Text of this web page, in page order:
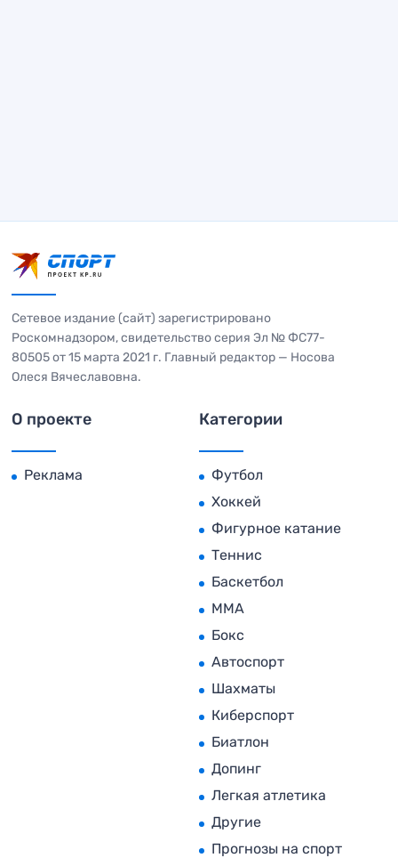
Сетевое издание (сайт) зарегистрировано
Роскомнадзором, свидетельство серия Эл № ФС77-
80505 от 15 марта 2021 г. Главный редактор — Носова
Олеся Вячеславовна.
О проекте
Реклама
Категории
Футбол
Хоккей
Фигурное катание
Теннис
Баскетбол
MMA
Бокс
Автоспорт
Шахматы
Киберспорт
Биатлон
Допинг
Легкая атлетика
Другие
Прогнозы на спорт